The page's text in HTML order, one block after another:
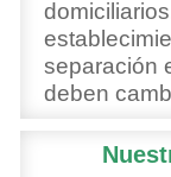
separación
deben